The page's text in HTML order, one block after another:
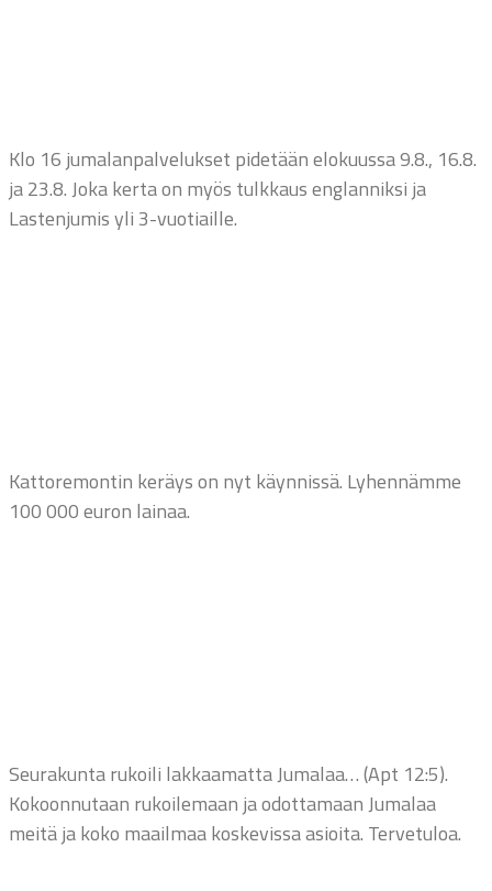
Klo 16 jumalanpalvelukset pidetään elokuussa 9.8., 16.8.
ja 23.8. Joka kerta on myös tulkkaus englanniksi ja
Lastenjumis yli 3-vuotiaille.
Kattoremontin keräys on nyt käynnissä. Lyhennämme
100 000 euron lainaa.
Seurakunta rukoili lakkaamatta Jumalaa… (Apt 12:5).
Kokoonnutaan rukoilemaan ja odottamaan Jumalaa
meitä ja koko maailmaa koskevissa asioita. Tervetuloa.